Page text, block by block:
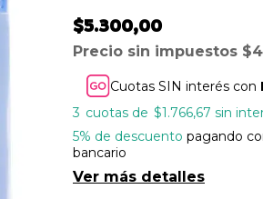
$5.300,00
Precio sin impuestos
Cuotas SIN interés con
3
$1.766,67 sin
5% de descuento pagando
bancario
Ver más detalles